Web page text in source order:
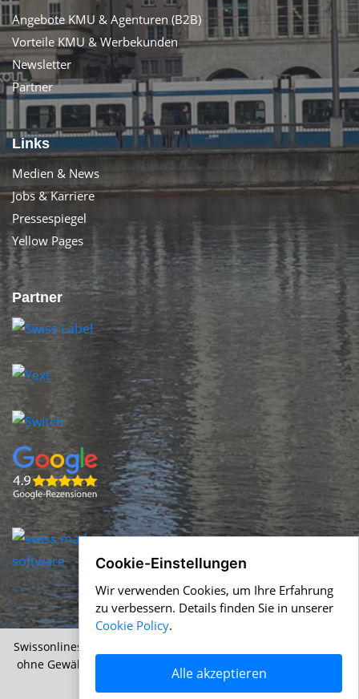
Angebote KMU & Agenturen (B2B)
Vorteile KMU & Werbekunden
Newsletter
Partner
Links
Medien & News
Jobs & Karriere
Pressespiegel
Yellow Pages
Partner
Swissonlineshops.ch &
ohne Gewähr |
Datenschutz
Cookie-Einstellungen
Wir verwenden Cookies, um Ihre Erfahrung
zu verbessern. Details finden Sie in unserer
Cookie Policy.
Alle akzeptieren